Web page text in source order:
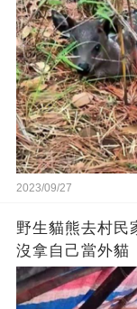
2023/09/27
野生貓熊去村民
沒拿自己當外貓